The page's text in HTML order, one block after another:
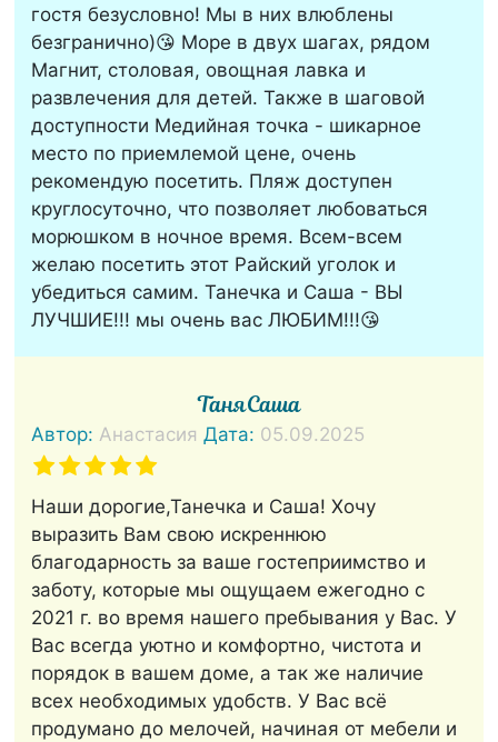
гостя безусловно! Мы в них влюблены
безгранично)😘 Море в двух шагах, рядом
Магнит, столовая, овощная лавка и
развлечения для детей. Также в шаговой
доступности Медийная точка - шикарное
место по приемлемой цене, очень
рекомендую посетить. Пляж доступен
круглосуточно, что позволяет любоваться
морюшком в ночное время. Всем-всем
желаю посетить этот Райский уголок и
убедиться самим. Танечка и Саша - ВЫ
ЛУЧШИЕ!!! мы очень вас ЛЮБИМ!!!😘
ТаняСаша
Автор:Анастасия Дата: 05.09.2025
Наши дорогие,Танечка и Саша! Хочу
выразить Вам свою искреннюю
благодарность за ваше гостеприимство и
заботу, которые мы ощущаем ежегодно с
2021 г. во время нашего пребывания у Вас. У
Вас всегда уютно и комфортно, чистота и
порядок в вашем доме, а так же наличие
всех необходимых удобств. У Вас всё
продумано до мелочей, начиная от мебели и